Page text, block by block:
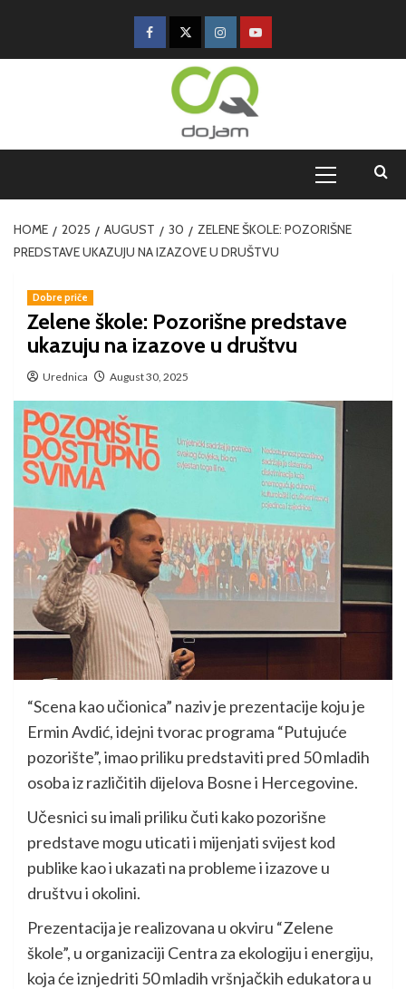
HOME 2025 AUGUST 30
ZELENE ŠKOLE: POZORIŠNE
PREDSTAVE UKAZUJU NA IZAZOVE U DRUŠTVU
Dobre priče
Zelene škole: Pozorišne predstave
ukazuju na izazove u društvu
Urednica August 30, 2025
“Scena kao učionica” naziv je prezentacije koju je
Ermin Avdić, idejni tvorac programa “Putujuće
pozorište”, imao priliku predstaviti pred 50 mladih
osoba iz različitih dijelova Bosne i Hercegovine.
Učesnici su imali priliku čuti kako pozorišne
predstave mogu uticati i mijenjati svijest kod
publike kao i ukazati na probleme i izazove u
društvu i okolini.
Prezentacija je realizovana u okviru “Zelene
škole”, u organizaciji Centra za ekologiju i energiju,
koja će iznjedriti 50 mladih vršnjačkih edukatora u